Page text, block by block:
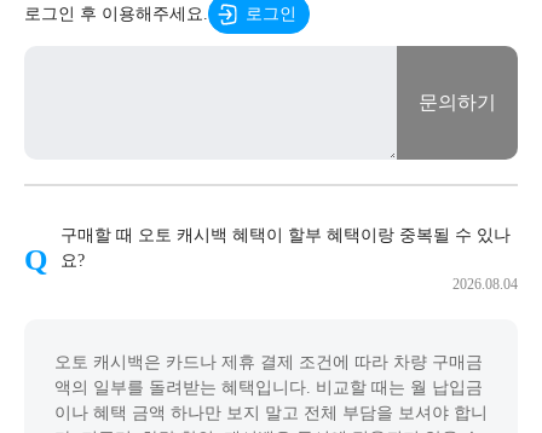
로그인 후 이용해주세요. 로그인
문의하기
구매할 때 오토 캐시백 혜택이 할부 혜택이랑 중복될 수 있나
요?
2026.08.04
오토 캐시백은 카드나 제휴 결제 조건에 따라 차량 구매금
액의 일부를 돌려받는 혜택입니다. 비교할 때는 월 납입금
이나 혜택 금액 하나만 보지 말고 전체 부담을 보셔야 합니